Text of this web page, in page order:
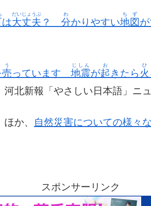
は大丈夫
だいじょうぶ
？ 分
わ
かりやすい地図
ちず
売
う
っています 地震
じしん
が起
お
きたら 火
ひ
北新報「やさしい日本語」ニ
か、 自然災害についての様々
スポンサーリンク